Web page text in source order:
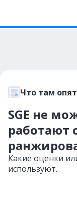
Что там
SGE не
работают
Какие оценки
используют.